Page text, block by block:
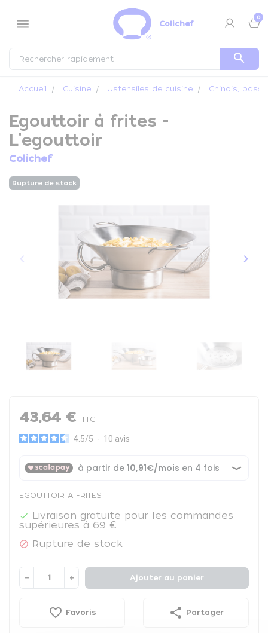
menu Colichef
0
search
Accueil Cuisine Ustensiles de cuisine Chinois,
Egouttoir à frites -
L'egouttoir
Colichef
Rupture de stock
Précédent
keyboard_arrow_left keyboard_arrow_right
43,64 € TTC
4.5/5 - 10 avis
EGOUTTOIR A FRITES

Livraison gratuite pour les commandes
supérieures à 69 €
 Rupture de stock
− + Ajouter au panier
favorite_border Favoris share Partager